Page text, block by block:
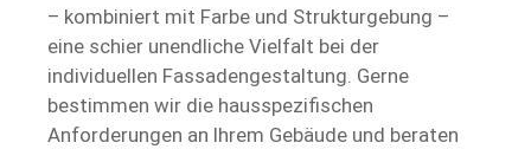
– kombiniert mit Farbe und Strukturgebung –
eine schier unendliche Vielfalt bei der
individuellen Fassadengestaltung. Gerne
bestimmen wir die hausspezifischen
Anforderungen an Ihrem Gebäude und beraten